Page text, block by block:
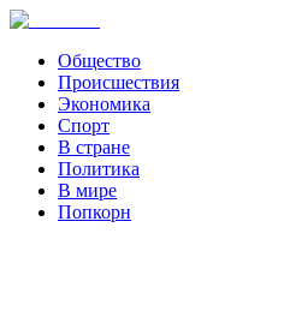
Общество
Происшествия
Экономика
Спорт
В стране
Политика
В мире
Попкорн